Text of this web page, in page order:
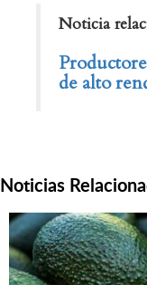
Noticia
de alto
Noticias